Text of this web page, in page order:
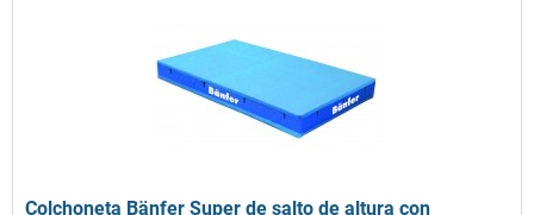
Colchoneta Bänfer Super de salto de altura con